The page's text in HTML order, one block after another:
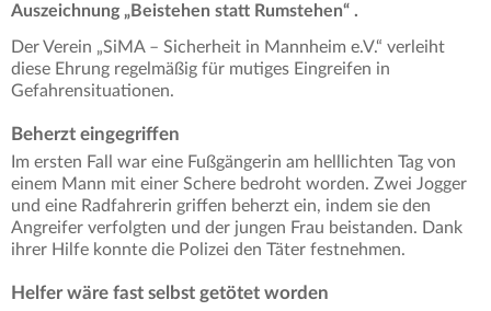
Auszeichnung „Beistehen statt Rumstehen“ .
Der Verein „SiMA – Sicherheit in Mannheim e.V.“ verleiht
diese Ehrung regelmäßig für mutiges Eingreifen in
Gefahrensituationen.
Beherzt eingegriffen
Im ersten Fall war eine Fußgängerin am helllichten Tag von
einem Mann mit einer Schere bedroht worden. Zwei Jogger
und eine Radfahrerin griffen beherzt ein, indem sie den
Angreifer verfolgten und der jungen Frau beistanden. Dank
ihrer Hilfe konnte die Polizei den Täter festnehmen.
Helfer wäre fast selbst getötet worden